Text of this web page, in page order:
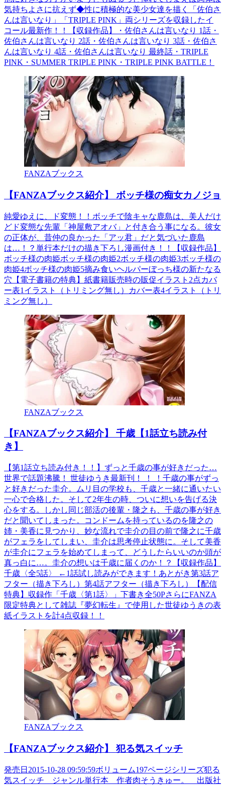
気持ちよさに抗えず◆性に積極的な美少女達を描く「佐伯さ
んは言いなり」「TRIPLE PINK」両シリーズを収録したイ
コール最新作！！【収録作品】・佐伯さんは言いなり 1話・
佐伯さんは言いなり 2話・佐伯さんは言いなり 3話・佐伯さ
んは言いなり 4話・佐伯さんは言いなり 最終話・TRIPLE
PINK・SUMMER TRIPLE PINK・TRIPLE PINK BATTLE！
FANZAブックス
【FANZAブックス紹介】 ボッチ様の痴女カノジョ
純愛ゆえに、ド変態！！ボッチで陰キャな鹿島は、美人だけ
どド変態な先輩「神屋敷アオバ」と付き合う事になる。彼女
の正体が、昔仲の良かった「アッ君」だと気づいた鹿島
は…！？単行本だけの描き下ろし漫画付き！！【収録作品】
ボッチ様の肉姫ボッチ様の肉姫2ボッチ様の肉姫3ボッチ様の
肉姫4ボッチ様の肉姫5摘み食いヘルパーぼっち様の新たなる
穴【電子書籍の特典】紙書籍販売時の販促イラスト2点カバ
ー表1イラスト（トリミング無し）カバー表4イラスト（トリ
ミング無し）
FANZAブックス
【FANZAブックス紹介】 千歳【1話立ち読み付
き】
【第1話立ち読み付き！！】ずっと千歳の事が好きだった…
世界で話題沸騰！ 世徒ゆうき最新刊！ ！ ！千歳の事がずっ
と好きだった圭介。ムリ目の学校も、千歳と一緒に通いたい
一心で合格した。そして2年生の時、ついに想いを告げる決
心をする。しかし同じ部活の後輩・隆之も、千歳の事が好き
だと聞いてしまった。コンドームを持っているのを隆之の
姉・美香に見つかり、妙な流れで圭介の目の前で隆之に千歳
がフェラをしてしまい、圭介は思考停止状態に。そして美香
が圭介にフェラを始めてしまって、どうしたらいいのか頭が
真っ白に…。圭介の想いは千歳に届くのか！？【収録作品】
千歳〈全5話〉 ←1話試し読みができます！あとがき第3話ア
フター（描き下ろし）第4話アフター（描き下ろし）【配信
特典】収録作「千歳〈第1話〉」下書き全50PさらにFANZA
限定特典として雑誌『夢幻転生』で使用した世徒ゆうきの表
紙イラストを計4点収録！！
FANZAブックス
【FANZAブックス紹介】 犯る気スイッチ
発売日2015-10-28 09:59:59ボリューム197ページシリーズ犯る
気スイッチ ジャンル単行本 作者肉そうきゅー。 出版社